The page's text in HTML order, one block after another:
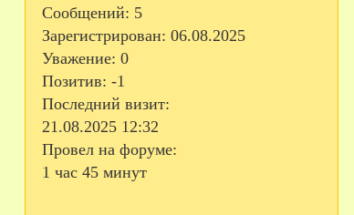
Сообщений: 5
Зарегистрирован: 06.08.2025
Уважение: 0
Позитив: -1
Последний визит:
21.08.2025 12:32
Провел на форуме:
1 час 45 минут